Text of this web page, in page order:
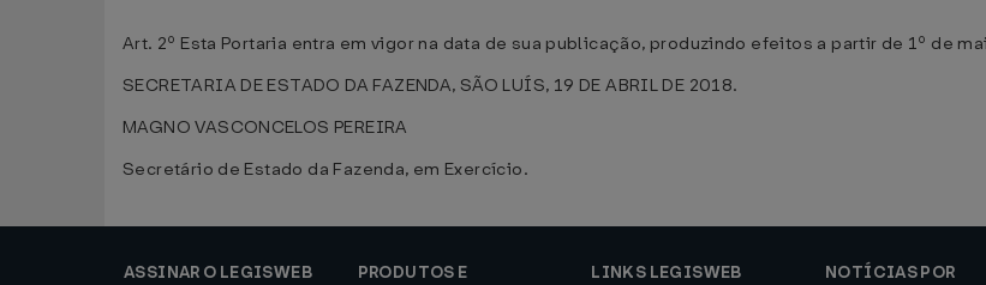
Art. 2º Esta Portaria entra em vigor na data de sua publicação, produzindo efeitos a partir de 1º de
SECRETARIA DE ESTADO DA FAZENDA, SÃO LUÍS, 19 DE ABRIL DE 2018.
MAGNO VASCONCELOS PEREIRA
Secretário de Estado da Fazenda, em Exercício.
ASSINAR O LEGISWEB PRODUTOS E LINKS LEGISWEB NOTÍCIAS POR